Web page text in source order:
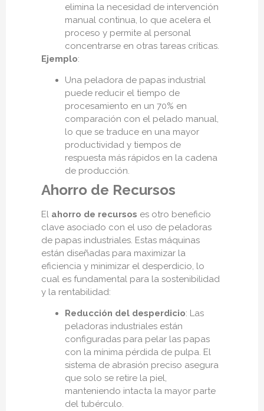
elimina la necesidad de intervención
manual continua, lo que acelera el
proceso y permite al personal
concentrarse en otras tareas críticas.
Ejemplo:
Una peladora de papas industrial
puede reducir el tiempo de
procesamiento en un 70% en
comparación con el pelado manual,
lo que se traduce en una mayor
productividad y tiempos de
respuesta más rápidos en la cadena
de producción.
Ahorro de Recursos
El ahorro de recursos es otro beneficio
clave asociado con el uso de peladoras
de papas industriales. Estas máquinas
están diseñadas para maximizar la
eficiencia y minimizar el desperdicio, lo
cual es fundamental para la sostenibilidad
y la rentabilidad:
Reducción del desperdicio: Las
peladoras industriales están
configuradas para pelar las papas
con la mínima pérdida de pulpa. El
sistema de abrasión preciso asegura
que solo se retire la piel,
manteniendo intacta la mayor parte
del tubérculo.